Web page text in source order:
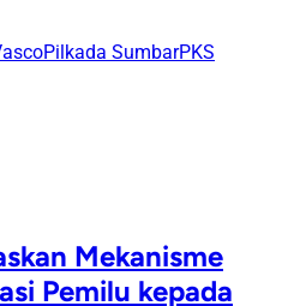
Pilkada SumbarPKS
Mekanisme
Pemilu kepada